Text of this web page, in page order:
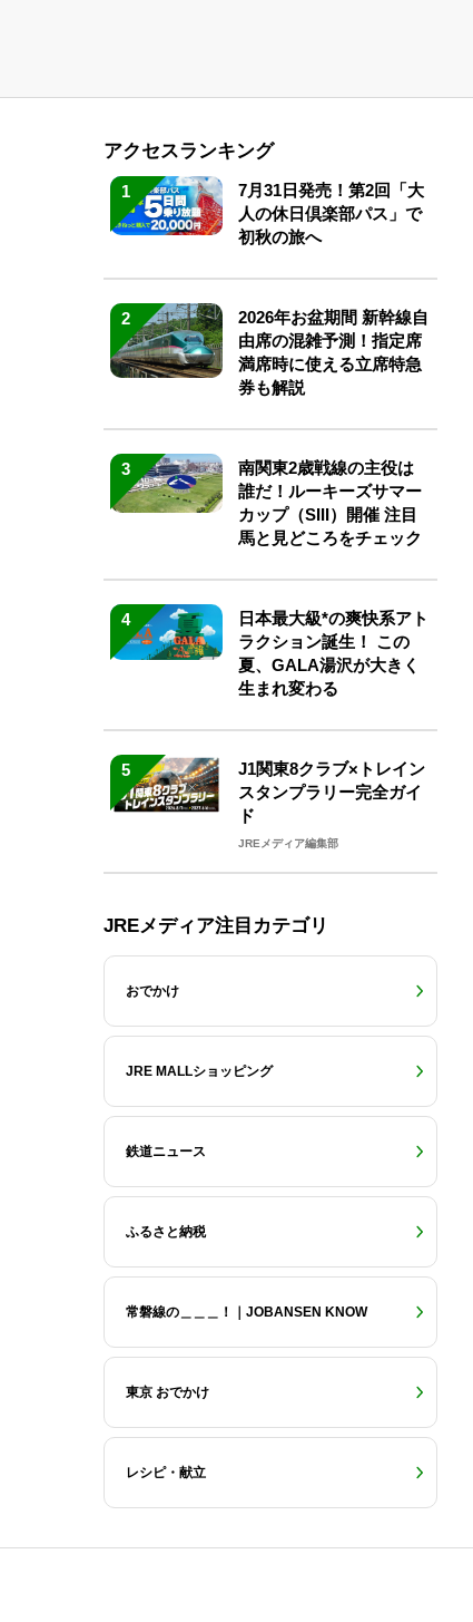
アクセスランキング
1
7月31日発売！第2回「大
人の休日倶楽部パス」で
初秋の旅へ
2
2026年お盆期間 新幹線自
由席の混雑予測！指定席
満席時に使える立席特急
券も解説
3
南関東2歳戦線の主役は
誰だ！ルーキーズサマー
カップ（SIII）開催 注目
馬と見どころをチェック
4
日本最大級*の爽快系アト
ラクション誕生！ この
夏、GALA湯沢が大きく
生まれ変わる
5
J1関東8クラブ×トレイン
スタンプラリー完全ガイ
ド
JREメディア編集部
JREメディア注目カテゴリ
おでかけ
JRE MALLショッピング
鉄道ニュース
ふるさと納税
常磐線の＿＿＿！｜JOBANSEN KNOW
東京 おでかけ
レシピ・献立